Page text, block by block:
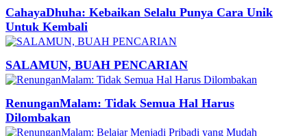
CahayaDhuha: Kebaikan Selalu Punya Cara Unik
Untuk Kembali
SALAMUN, BUAH PENCARIAN
RenunganMalam: Tidak Semua Hal Harus
Dilombakan